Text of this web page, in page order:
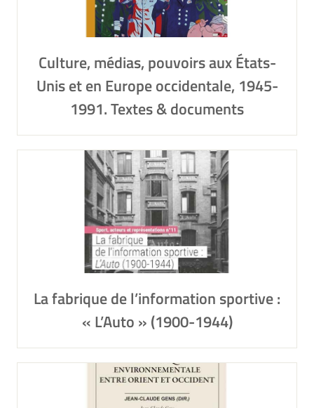
Culture, médias, pouvoirs aux États-
Unis et en Europe occidentale, 1945-
1991. Textes & documents
La fabrique de l’information sportive :
« L’Auto » (1900-1944)